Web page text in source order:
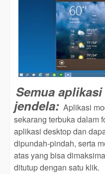
Semua
jendela: Aplikasi
sekarang terbuka dalam
aplikasi desktop dan
dipundah-pindah, serta
atas yang bisa
ditutup dengan satu klik.